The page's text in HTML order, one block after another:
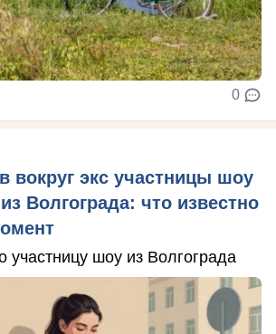
0
вокруг экс участницы шоу
Волгограда: что известно
участницу шоу из Волгограда